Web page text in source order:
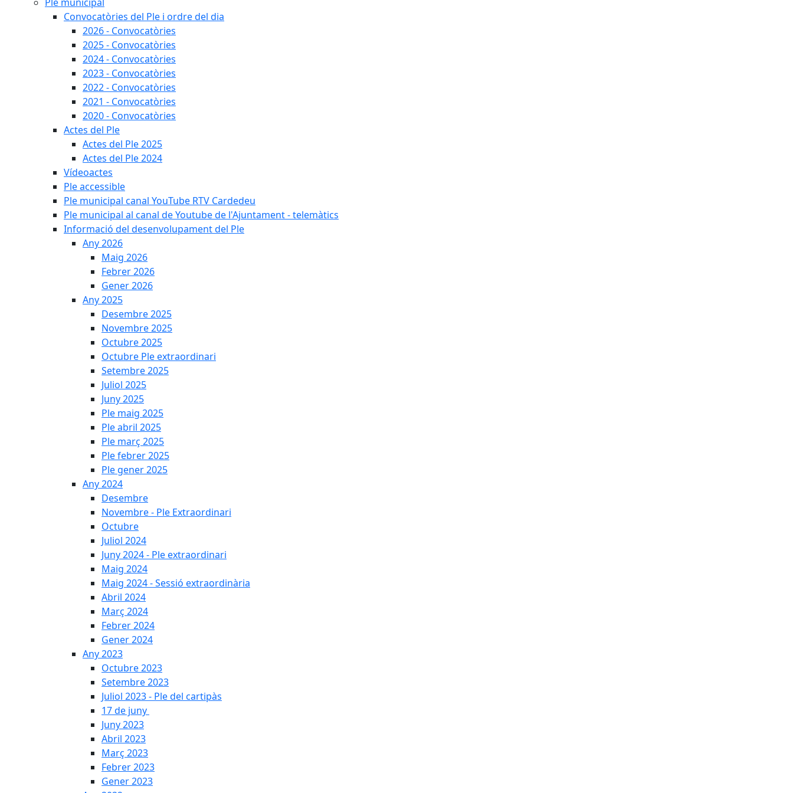
Convocatòries del Ple i ordre del dia
2026 - Convocatòries
2025 - Convocatòries
2024 - Convocatòries
2023 - Convocatòries
2022 - Convocatòries
2021 - Convocatòries
2020 - Convocatòries
Actes del Ple
Actes del Ple 2025
Actes del Ple 2024
Vídeoactes
Ple accessible
Ple municipal canal YouTube RTV Cardedeu
Ple municipal al canal de Youtube de l'Ajuntament - telemàtics
Informació del desenvolupament del Ple
Any 2026
Maig 2026
Febrer 2026
Gener 2026
Any 2025
Desembre 2025
Novembre 2025
Octubre 2025
Octubre Ple extraordinari
Setembre 2025
Juliol 2025
Juny 2025
Ple maig 2025
Ple abril 2025
Ple març 2025
Ple febrer 2025
Ple gener 2025
Any 2024
Desembre
Novembre - Ple Extraordinari
Octubre
Juliol 2024
Juny 2024 - Ple extraordinari
Maig 2024
Maig 2024 - Sessió extraordinària
Abril 2024
Març 2024
Febrer 2024
Gener 2024
Any 2023
Octubre 2023
Setembre 2023
Juliol 2023 - Ple del cartipàs
17 de juny
Juny 2023
Abril 2023
Març 2023
Febrer 2023
Gener 2023